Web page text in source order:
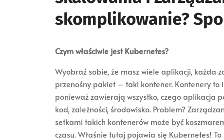
skomplikowanie?
Czym właściwie jest Kubernetes?
Wyobraź sobie, że masz wiele aplikacji, każda
przenośny pakiet – taki kontener. Kontenery to
ponieważ zawierają wszystko, czego aplikacja
kod, zależności, środowisko. Problem?
setkami takich kontenerów może być
czasu. Właśnie tutaj pojawia się Kubernetes!